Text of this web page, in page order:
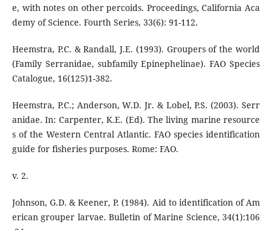
e, with notes on other percoids. Proceedings, California Aca
demy of Science. Fourth Series, 33(6): 91-112.
Heemstra, P.C. & Randall, J.E. (1993). Groupers of the world
(Family Serranidae, subfamily Epinephelinae). FAO Species
Catalogue, 16(125)1-382.
Heemstra, P.C.; Anderson, W.D. Jr. & Lobel, P.S. (2003). Serr
anidae. In: Carpenter, K.E. (Ed). The living marine resource
s of the Western Central Atlantic. FAO species identification
guide for fisheries purposes. Rome: FAO.
v. 2.
Johnson, G.D. & Keener, P. (1984). Aid to identification of Am
erican grouper larvae. Bulletin of Marine Science, 34(1):106